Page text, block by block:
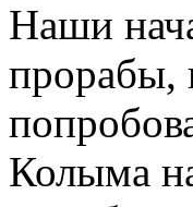
Наши
прорабы,
Колыма